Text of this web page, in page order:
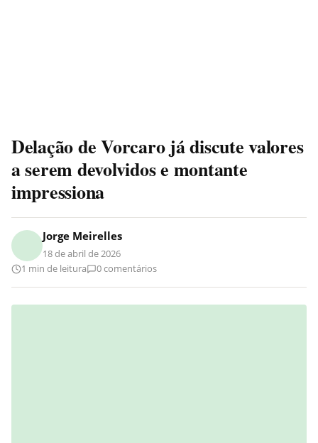
Delação de Vorcaro já discute valores
a serem devolvidos e montante
impressiona
Jorge Meirelles
18 de abril de 2026
1 min de leitura
0 comentários